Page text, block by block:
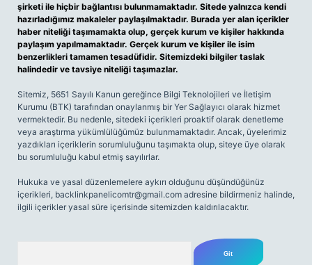
şirketi ile hiçbir bağlantısı bulunmamaktadır. Sitede yalnızca kendi
hazırladığımız makaleler paylaşılmaktadır. Burada yer alan içerikler
haber niteliği taşımamakta olup, gerçek kurum ve kişiler hakkında
paylaşım yapılmamaktadır. Gerçek kurum ve kişiler ile isim
benzerlikleri tamamen tesadüfidir. Sitemizdeki bilgiler taslak
halindedir ve tavsiye niteliği taşımazlar.
Sitemiz, 5651 Sayılı Kanun gereğince Bilgi Teknolojileri ve İletişim
Kurumu (BTK) tarafından onaylanmış bir Yer Sağlayıcı olarak hizmet
vermektedir. Bu nedenle, sitedeki içerikleri proaktif olarak denetleme
veya araştırma yükümlülüğümüz bulunmamaktadır. Ancak, üyelerimiz
yazdıkları içeriklerin sorumluluğunu taşımakta olup, siteye üye olarak
bu sorumluluğu kabul etmiş sayılırlar.
Hukuka ve yasal düzenlemelere aykırı olduğunu düşündüğünüz
içerikleri, backlinkpanelicomtr@gmail.com adresine bildirmeniz halinde,
ilgili içerikler yasal süre içerisinde sitemizden kaldırılacaktır.